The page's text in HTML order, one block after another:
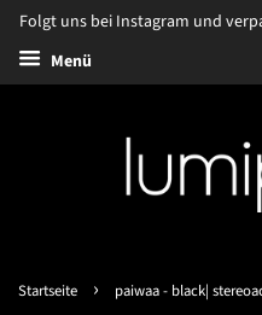
Folgt uns bei Instagram und
Menü
Startseite › paiwaa - black|